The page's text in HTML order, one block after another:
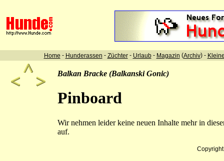
Home - Hunderassen - Züchter- Urlaub- Magazin (Archiv) -
Balkan Bracke (Balkanski Gonic)
Pinboard
Wir nehmen leider keine neuen Inhalte mehr in
auf.